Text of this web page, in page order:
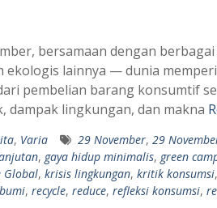
bersamaan dengan
ekologis lainnya — dunia
pembelian barang konsumtif
dampak lingkungan, dan makna
, Varia 29 November, 29
, gaya hidup minimalis, green
Global, krisis lingkungan, kritik konsumsi,
, recycle, reduce, refleksi konsumsi,